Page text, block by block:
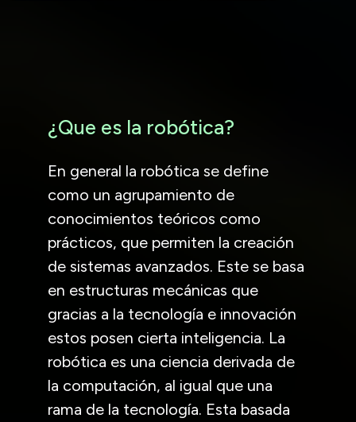
¿Que es la robótica?
En general la robótica se define
como un agrupamiento de
conocimientos teóricos como
prácticos, que permiten la creación
de sistemas avanzados. Este se basa
en estructuras mecánicas que
gracias a la tecnología e innovación
estos posen cierta inteligencia. La
robótica es una ciencia derivada de
la computación, al igual que una
rama de la tecnología. Esta basada